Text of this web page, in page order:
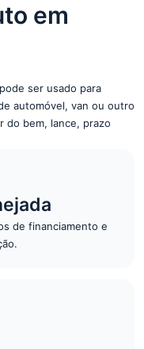
em
ser usado para
automóvel, van ou outro
do bem, lance, prazo
de financiamento e